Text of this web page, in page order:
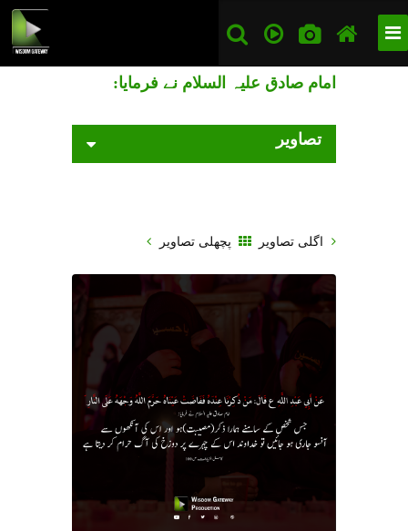
امام صادق علیہ السلام نے فرمایا:
پچھلی تصاویر
تصاویر